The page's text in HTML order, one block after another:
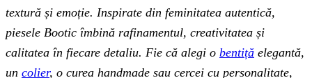
textură și emoție. Inspirate din feminitatea autentică,
piesele Bootic îmbină rafinamentul, creativitatea și
calitatea în fiecare detaliu. Fie că alegi o bentiță elegantă,
un colier, o curea handmade sau cercei cu personalitate,